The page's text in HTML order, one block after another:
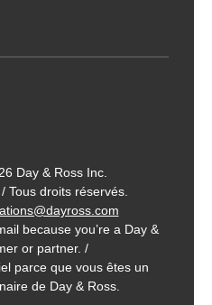
Day & Ross Inc.
Tous droits réservés.
because you’re a Day &
or partner. /
parce que vous êtes un
de Day & Ross.